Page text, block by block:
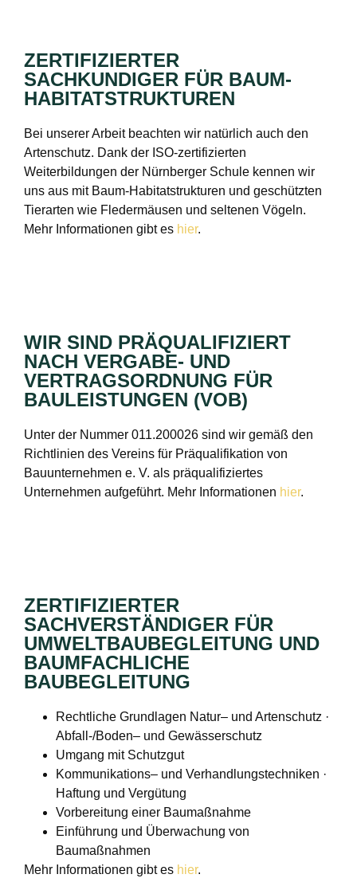
ZERTIFIZIERTER
SACHKUNDIGER FÜR BAUM-
HABITATSTRUKTUREN
Bei unserer Arbeit beachten wir natürlich auch den
Artenschutz. Dank der ISO-zertifizierten
Weiterbildungen der Nürnberger Schule kennen wir
uns aus mit Baum-Habitatstrukturen und geschützten
Tierarten wie Fledermäusen und seltenen Vögeln.
Mehr Informationen gibt es hier.
WIR SIND PRÄQUALIFIZIERT
NACH VERGABE- UND
VERTRAGSORDNUNG FÜR
BAULEISTUNGEN (VOB)
Unter der Nummer 011.200026 sind wir gemäß den
Richtlinien des Vereins für Präqualifikation von
Bauunternehmen e. V. als präqualifiziertes
Unternehmen aufgeführt. Mehr Informationen hier.
ZERTIFIZIERTER
SACHVERSTÄNDIGER FÜR
UMWELTBAUBEGLEITUNG UND
BAUMFACHLICHE
BAUBEGLEITUNG
Rechtliche Grundlagen Natur– und Artenschutz ·
Abfall-/Boden– und Gewässerschutz
Umgang mit Schutzgut
Kommunikations– und Verhandlungstechniken ·
Haftung und Vergütung
Vorbereitung einer Baumaßnahme
Einführung und Überwachung von
Baumaßnahmen
Mehr Informationen gibt es hier.